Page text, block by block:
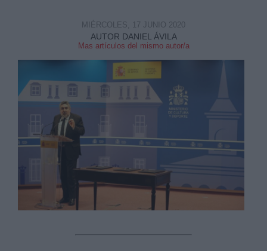
AUTOR DANIEL ÁVILA
Mas artículos del mismo autor/a
MIÉRCOLES, 17 JUNIO 2020